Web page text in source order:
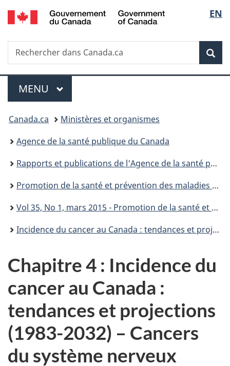
Passer
au
des
Passer
au
principal
Passer
à
Au
du
Passer
à
version
simplifiée
de
la
EN
Recherche
Rechercher
dans
Menu
MENU PRINCIPAL
Vous
êtes
ici :
Canada.ca
Ministères et organismes
Agence de la santé publique du Canada
Rapports et publications de l'Agence de la santé publique du Canada
Promotion de la santé et prévention des maladies chroniques au Canada : Recherche, politiques et pratiques
Vol 35, No 1, mars 2015 - Promotion de la santé et prévention des maladies chroniques au Canada : Recherche, politiques et pratiques
Incidence du cancer au Canada : tendances et projections (1983-2032) - PSPMC: Volume 35, supplément 1, Printemps 2015
Chapitre 4 : Incidence du
cancer au Canada :
tendances et projections
(1983-2032) – Cancers
du système nerveux